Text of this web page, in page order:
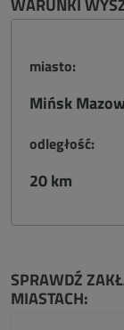
miasto:
Mińsk
odległość:
20 km
SPRAWDŹ
MIASTACH: